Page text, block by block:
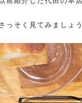
っそく見てみましょ